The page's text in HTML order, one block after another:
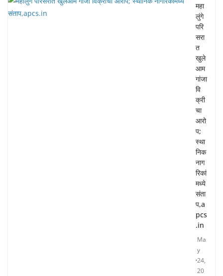
महा
लुंगे
परि
सरा
त
खुले
आम
गांजा
वि
क्री
चा
आरो
प;
स्था
निक
नाग
रिकां
मध्ये
संता
प,a
pcs
.in
Ma
y
24,
20